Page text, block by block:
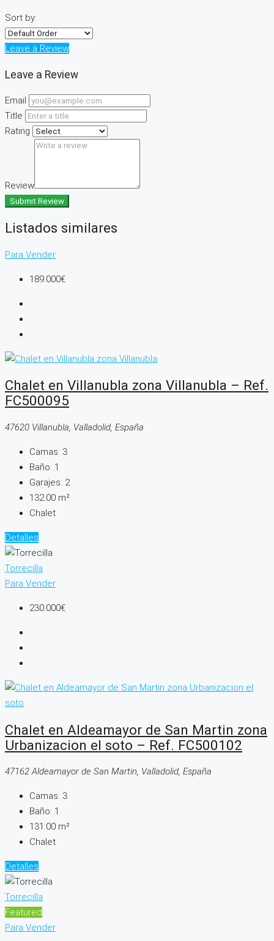
Sort by:
Leave a Review
Leave a Review
Email
Title
Rating
Review
Submit Review
Listados similares
Para Vender
189.000€
Chalet en Villanubla zona Villanubla – Ref.
FC500095
47620 Villanubla, Valladolid, España
Camas: 3
Baño: 1
Garajes: 2
132.00 m²
Chalet
Detalles
Torrecilla
Para Vender
230.000€
Chalet en Aldeamayor de San Martin zona
Urbanizacion el soto – Ref. FC500102
47162 Aldeamayor de San Martin, Valladolid, España
Camas: 3
Baño: 1
131.00 m²
Chalet
Detalles
Torrecilla
Featured
Para Vender